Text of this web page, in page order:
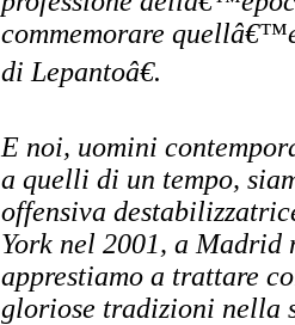
commemorare
di Lepantoâ€.
E noi, uomini
a quelli di un tempo,
offensiva
York nel 2001, a Madrid
apprestiamo a trattare
gloriose tradizioni nella